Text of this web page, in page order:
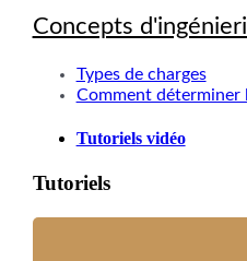
Concepts
Types de charges
Comment déterminer
Tutoriels vidéo
Tutoriels